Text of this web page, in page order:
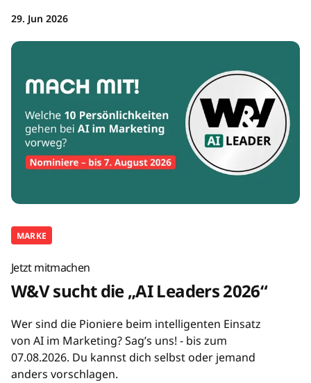
29. Jun 2026
MARKE
Jetzt mitmachen
W&V sucht die „AI Leaders 2026“
Wer sind die Pioniere beim intelligenten Einsatz
von AI im Marketing? Sag’s uns! - bis zum
07.08.2026. Du kannst dich selbst oder jemand
anders vorschlagen.